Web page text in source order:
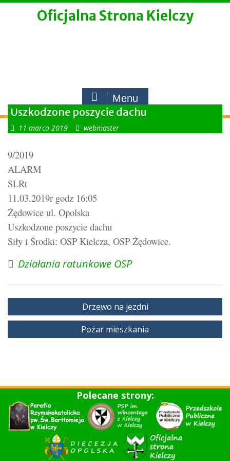
Skip
Oficjalna Strona Kielczy
Menu
Uszkodzone poszycie dachu
11 marca 2019 webmaster
9/2019
ALARM
SLRt
11.03.2019r godz 16:05
Żędowice ul. Opolska
Uszkodzone poszycie dachu
Siły i Środki: OSP Kielcza, OSP Żędowice.
Działania ratunkowe OSP
Nawigacja
wpisu
Drzewo na jezdni
Pożar mieszkania
Polecane strony: